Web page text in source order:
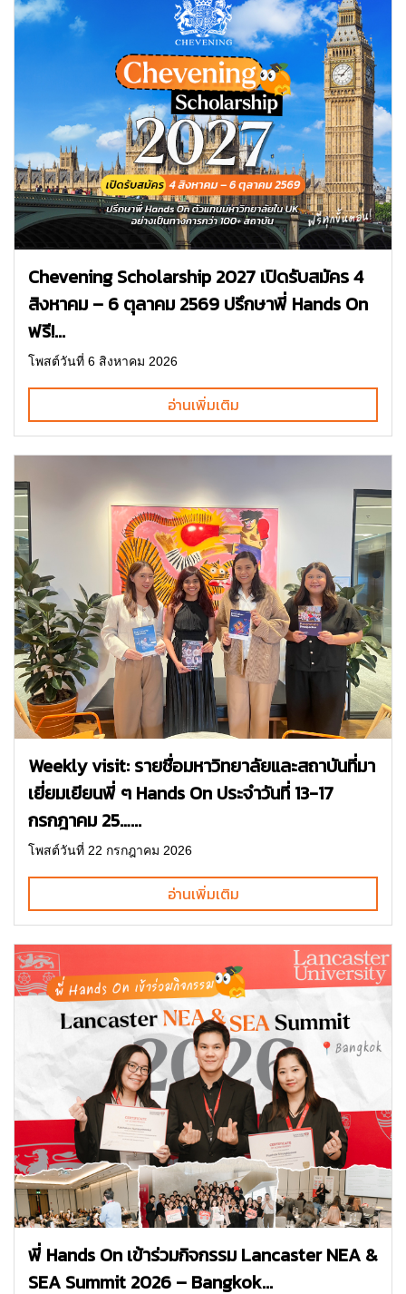
Chevening Scholarship 2027 เปิดรับสมัคร 4
สิงหาคม – 6 ตุลาคม 2569 ปรึกษาพี่ Hands On
ฟรี!...
โพสต์วันที่ 6 สิงหาคม 2026
อ่านเพิ่มเติม
Weekly visit: รายชื่อมหาวิทยาลัยและสถาบันที่มา
เยี่ยมเยียนพี่ ๆ Hands On ประจำวันที่ 13-17
กรกฎาคม 25…...
โพสต์วันที่ 22 กรกฎาคม 2026
อ่านเพิ่มเติม
พี่ Hands On เข้าร่วมกิจกรรม Lancaster NEA &
SEA Summit 2026 – Bangkok...